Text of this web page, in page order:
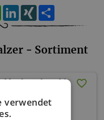
WhatsApp
LinkedIn
XING
- Sortiment
nach Wahl
Martin Walzer
verwendet